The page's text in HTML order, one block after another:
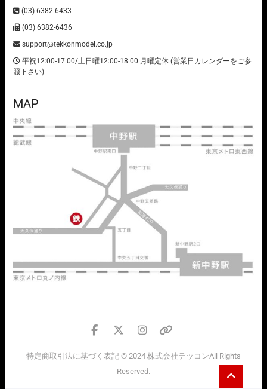
(03) 6382-6433
(03) 6382-6436
support@tekkonmodel.co.jp
平祝12:00-17:00/土日曜12:00-18:00 月曜定休 (営業日カレンダーをご参
照下さい)
MAP
facebook
twitter
instagram
情
特定商取引法に基づく表記© 2024 株式会社テッコンAll Rights
Reserved.
to